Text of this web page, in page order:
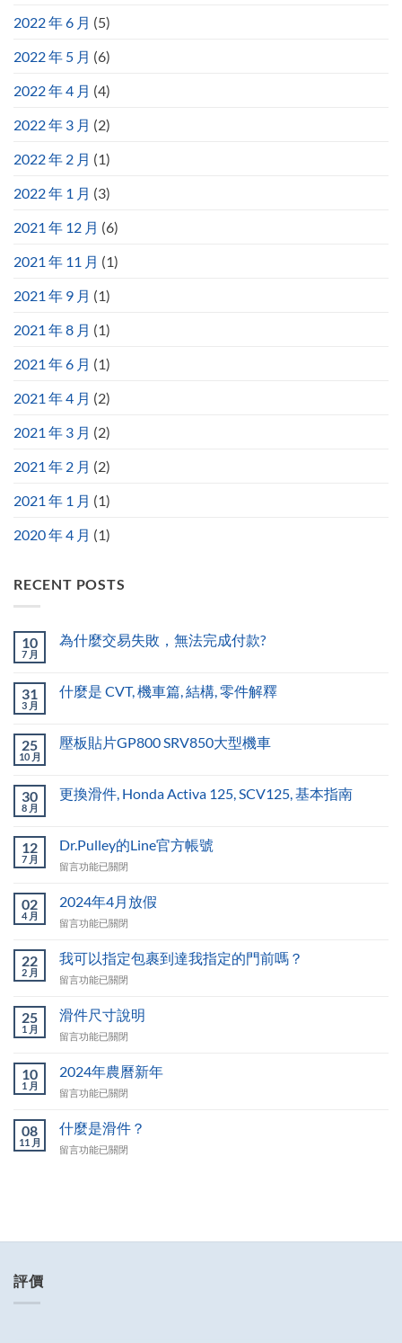
2022 年 6 月 (5)
2022 年 5 月 (6)
2022 年 4 月 (4)
2022 年 3 月 (2)
2022 年 2 月 (1)
2022 年 1 月 (3)
2021 年 12 月 (6)
2021 年 11 月 (1)
2021 年 9 月 (1)
2021 年 8 月 (1)
2021 年 6 月 (1)
2021 年 4 月 (2)
2021 年 3 月 (2)
2021 年 2 月 (2)
2021 年 1 月 (1)
2020 年 4 月 (1)
RECENT POSTS
10
7 月
為什麼交易失敗，無法完成付款?
31
3 月
什麼是 CVT, 機車篇, 結構, 零件解釋
25
10 月
壓板貼片GP800 SRV850大型機車
30
8 月
更換滑件, Honda Activa 125, SCV125, 基本指南
12
7 月
Dr.Pulley的Line官方帳號
在
的
Line
官
帳
中
留言功能已關閉
02
4 月
2024年4月放假
在
年
4
月
假〉
留言功能已關閉
22
2 月
我可以指定包裹到達我指定的門前嗎？
在
可
以
指
包
到
我
指
留言功能已關閉
25
1 月
滑件尺寸說明
在
件
尺
寸
明〉
留言功能已關閉
10
1 月
2024年農曆新年
在
年
農
曆
留言功能已關閉
08
11 月
什麼是滑件？
在
中
留言功能已關閉
評價